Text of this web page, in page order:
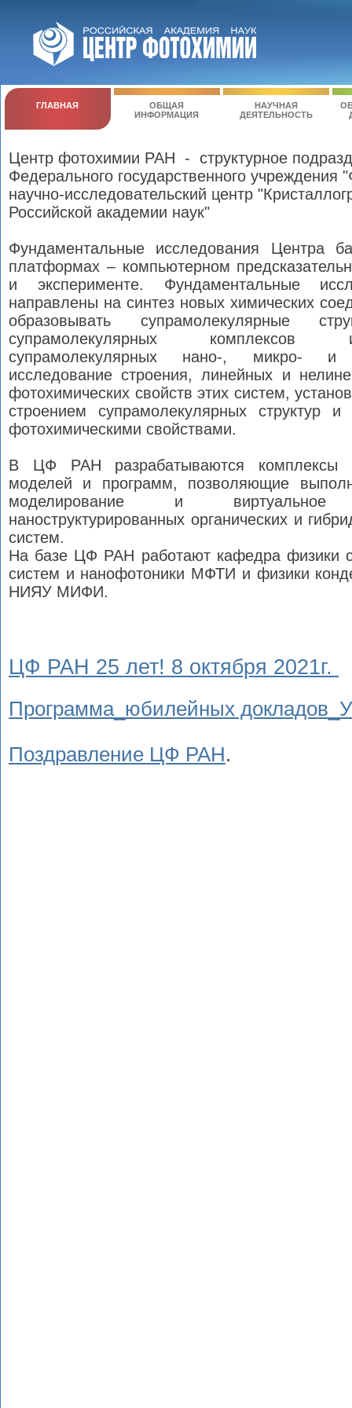
ГЛАВНАЯ
ОБЩАЯ
ИНФОРМАЦИЯ
НАУЧНАЯ
ДЕЯТЕЛЬНОСТЬ
Центр фотохимии РАН - структурное
Федерального государственного учреждения
научно-исследовательский центр
Российской академии наук"
Фундаментальные исследования Центра
платформах – компьютерном
и эксперименте. Фундаментальные
направлены на синтез новых химических
образовывать супрамолекулярные
супрамолекулярных
супрамолекулярных нано-, микро- и
исследование строения, линейных и
фотохимических свойств этих систем,
строением супрамолекулярных структур
фотохимическими свойствами.
В ЦФ РАН разрабатываются комплексы
моделей и программ, позволяющие
моделирование и виртуальное
наноструктурированных органических и
систем.
На базе ЦФ РАН работают кафедра физики
систем и нанофотоники МФТИ и физики
НИЯУ МИФИ.
ЦФ РАН 25 лет! 8 октября 2021г.
Программа_юбилейных
Поздравление ЦФ РАН.